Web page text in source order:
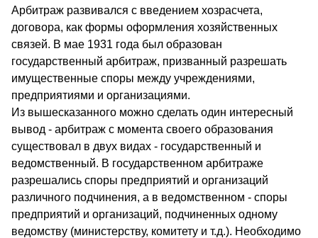
Арбитраж развивался с введением хозрасчета,
договора, как формы оформления хозяйственных
связей. В мае 1931 года был образован
государственный арбитраж, призванный разрешать
имущественные споры между учреждениями,
предприятиями и организациями.
Из вышесказанного можно сделать один интересный
вывод - арбитраж с момента своего образования
существовал в двух видах - государственный и
ведомственный. В государственном арбитраже
разрешались споры предприятий и организаций
различного подчинения, а в ведомственном - споры
предприятий и организаций, подчиненных одному
ведомству (министерству, комитету и т.д.). Необходимо